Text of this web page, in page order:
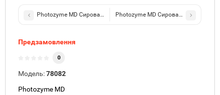
Photozyme MD Сироватка з ретинолом GFS Plus Night Serum
Photozyme MD Сироватка з
Предзамовлення
0
Модель:78082
Photozyme MD